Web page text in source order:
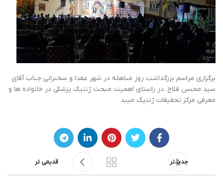
برگزاری مراسم بزرگداشت روز مباهله در شهر عقدا و سخنرانی جناب آقای
سید محسن فلاح ،در راستای اهمیت مبحث ژنتیک پزشکی در خانواده ها و
معرفی مرکز تحقیقات ژنتیک میبد
جدیدتر قدیمی تر